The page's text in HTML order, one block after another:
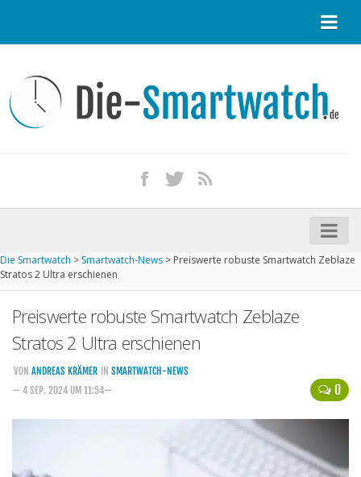
Kontakt / Tipp geben
Impressum
iPhone kaufen
Startseite
Kommende Smartwatches
Handytarife
BASE
Die Smartwatch > Smartwatch-News > Preiswerte robuste Smartwatch Zeblaze
Stratos 2 Ultra erschienen
Preiswerte robuste Smartwatch Zeblaze
Stratos 2 Ultra erschienen
0
VON ANDREAS KRÄMER IN SMARTWATCH-NEWS
— 4 SEP. 2024 UM 11:54—